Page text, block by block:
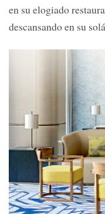
en su elogiado
descansando en su